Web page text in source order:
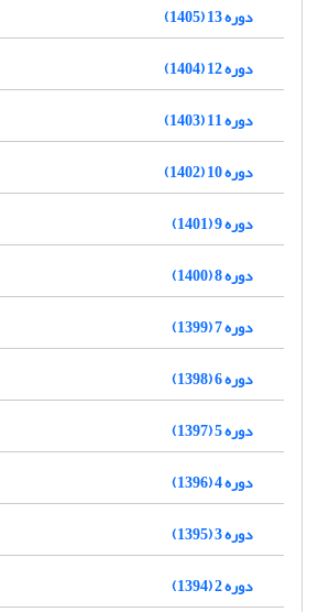
دوره 13 (1405)
دوره 12 (1404)
دوره 11 (1403)
دوره 10 (1402)
دوره 9 (1401)
دوره 8 (1400)
دوره 7 (1399)
دوره 6 (1398)
دوره 5 (1397)
دوره 4 (1396)
دوره 3 (1395)
دوره 2 (1394)